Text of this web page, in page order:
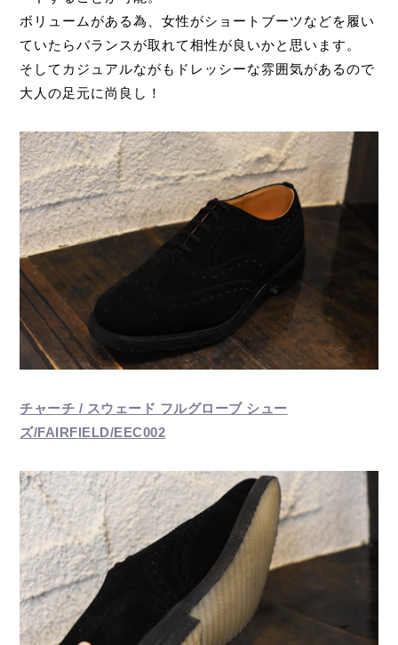
ボリュームがある為、女性がショートブーツなどを履い
ていたらバランスが取れて相性が良いかと思います。
そしてカジュアルながもドレッシーな雰囲気があるので
大人の足元に尚良し！
チャーチ / スウェード フルグローブ シュー
ズ/FAIRFIELD/EEC002